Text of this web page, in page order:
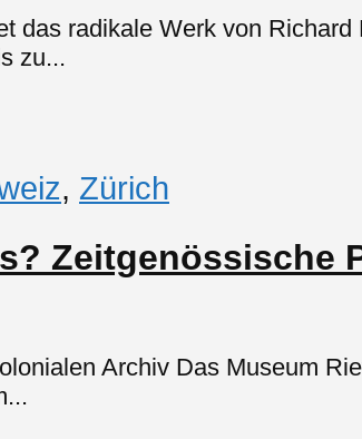
das radikale Werk von
zu...
, Zürich
Zeitgenössische
Archiv Das Museum